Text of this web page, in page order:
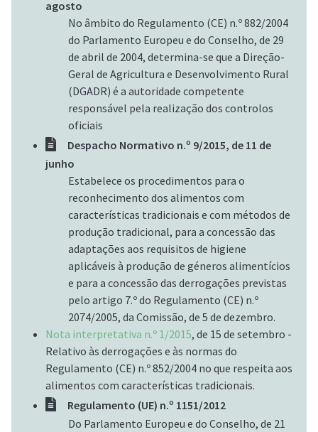
agosto
No âmbito do Regulamento (CE) n.º 882/2004
do Parlamento Europeu e do Conselho, de 29
de abril de 2004, determina-se que a Direção-
Geral de Agricultura e Desenvolvimento Rural
(DGADR) é a autoridade competente
responsável pela realização dos controlos
oficiais
Despacho Normativo n.º 9/2015, de 11 de
junho
Estabelece os procedimentos para o
reconhecimento dos alimentos com
características tradicionais e com métodos de
produção tradicional, para a concessão das
adaptações aos requisitos de higiene
aplicáveis à produção de géneros alimentícios
e para a concessão das derrogações previstas
pelo artigo 7.º do Regulamento (CE) n.º
2074/2005, da Comissão, de 5 de dezembro.
Nota interpretativa n.º 1/2015, de 15 de setembro -
Relativo às derrogações e às normas do
Regulamento (CE) n.º 852/2004 no que respeita aos
alimentos com características tradicionais.
Regulamento (UE) n.º 1151/2012
Do Parlamento Europeu e do Conselho, de 21